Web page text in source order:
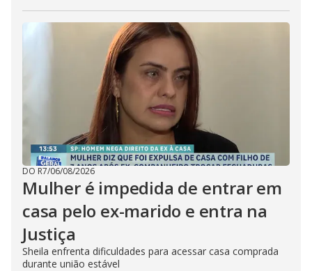
DO R7/06/08/2026
Mulher é impedida de entrar em
casa pelo ex-marido e entra na
Justiça
Sheila enfrenta dificuldades para acessar casa comprada
durante união estável